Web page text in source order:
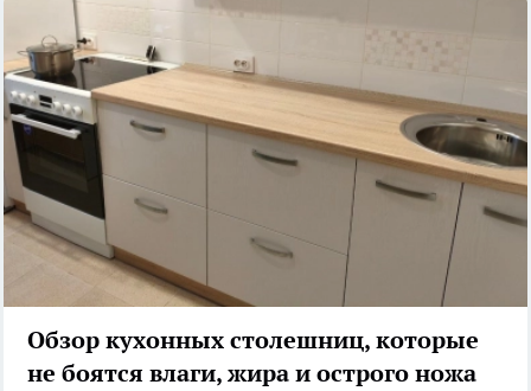
Обзор кухонных столешниц, которые
не боятся влаги, жира и острого ножа